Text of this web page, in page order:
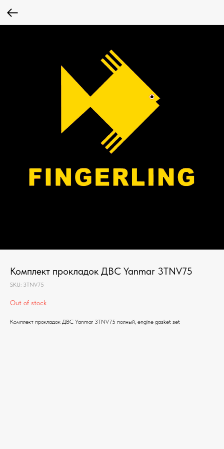
Комплект прокладок ДВС Yanmar 3TNV75
SKU: 3TNV75
Out of stock
Комплект прокладок ДВС Yanmar 3TNV75 полный, engine gasket set